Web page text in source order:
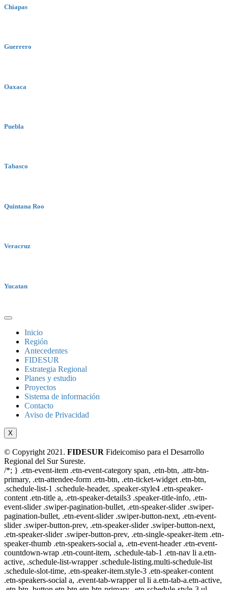
Chiapas
Guerrero
Oaxaca
Puebla
Tabasco
Quintana Roo
Veracruz
Yucatan
Inicio
Región
Antecedentes
FIDESUR
Estrategia Regional
Planes y estudio
Proyectos
Sistema de información
Contacto
Aviso de Privacidad
X
© Copyright 2021. FIDESUR Fideicomiso para el Desarrollo
Regional del Sur Sureste.
/*; } .etn-event-item .etn-event-category span, .etn-btn, .attr-btn-
primary, .etn-attendee-form .etn-btn, .etn-ticket-widget .etn-btn,
.schedule-list-1 .schedule-header, .speaker-style4 .etn-speaker-
content .etn-title a, .etn-speaker-details3 .speaker-title-info, .etn-
event-slider .swiper-pagination-bullet, .etn-speaker-slider .swiper-
pagination-bullet, .etn-event-slider .swiper-button-next, .etn-event-
slider .swiper-button-prev, .etn-speaker-slider .swiper-button-next,
.etn-speaker-slider .swiper-button-prev, .etn-single-speaker-item .etn-
speaker-thumb .etn-speakers-social a, .etn-event-header .etn-event-
countdown-wrap .etn-count-item, .schedule-tab-1 .etn-nav li a.etn-
active, .schedule-list-wrapper .schedule-listing.multi-schedule-list
.schedule-slot-time, .etn-speaker-item.style-3 .etn-speaker-content
.etn-speakers-social a, .event-tab-wrapper ul li a.etn-tab-a.etn-active,